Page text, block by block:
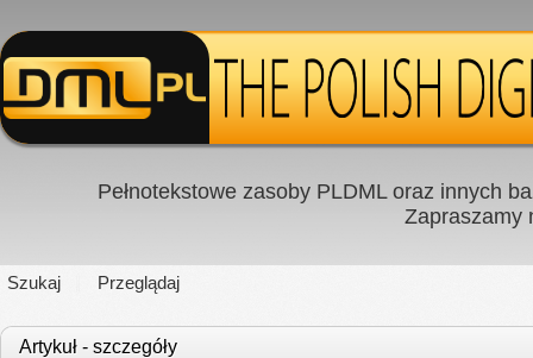
Pełnotekstowe zasoby PLDML oraz innych
Zapraszamy
Szukaj Przeglądaj
Artykuł - szczegóły